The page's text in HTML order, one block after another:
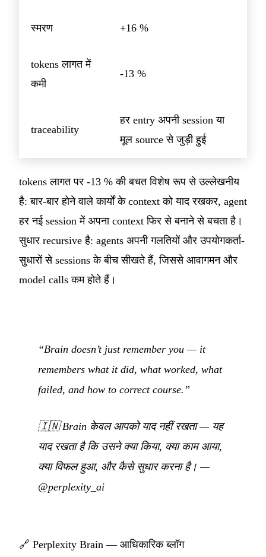
स्मरण +16 %
tokens लागत में
कमी
-13 %
traceability
हर entry अपनी session या
मूल source से जुड़ी हुई
tokens लागत पर -13 % की बचत विशेष रूप से उल्लेखनीय
है: बार-बार होने वाले कार्यों के context को याद रखकर, agent
हर नई session में अपना context फिर से बनाने से बचता है।
सुधार recursive है: agents अपनी गलतियों और उपयोगकर्ता-
सुधारों से sessions के बीच सीखते हैं, जिससे आवागमन और
model calls कम होते हैं।
“Brain doesn’t just remember you — it
remembers what it did, what worked, what
failed, and how to correct course.”
🇮🇳Brain केवल आपको याद नहीं रखता — यह
याद रखता है कि उसने क्या किया, क्या काम आया,
क्या विफल हुआ, और कैसे सुधार करना है। —
@perplexity_ai
🔗 Perplexity Brain — आधिकारिक ब्लॉग